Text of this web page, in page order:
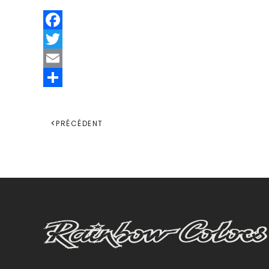
Facebook
Twitter
Email
PRÉCÉDENT